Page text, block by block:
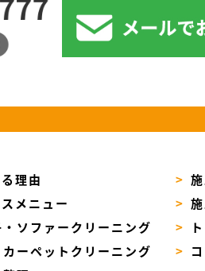
理由
メニュー
ソファークリーニング
ーペットクリーニング
>
>
>
>